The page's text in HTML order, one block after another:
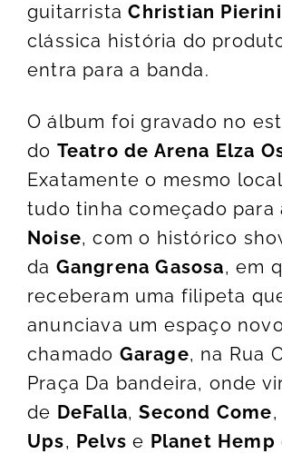
guitarristaChristian Pierini
clássica história do
entra para a banda.
O álbum foi gravado no
do Teatro de Arena Elza
Exatamente o mesmo
tudo tinha começado
Noise, com o histórico
da Gangrena Gasosa, em
receberam uma filipeta
anunciava um espaço
chamado Garage, na Rua
Praça Da bandeira, onde
de DeFalla,Second Come,
Ups, Pelvs e Planet Hemp